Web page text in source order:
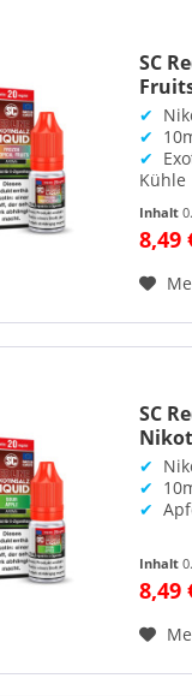
SC
✔
✔
✔
Kühle
Inhalt
8,49
SC
✔
✔
✔
Inhalt
8,49